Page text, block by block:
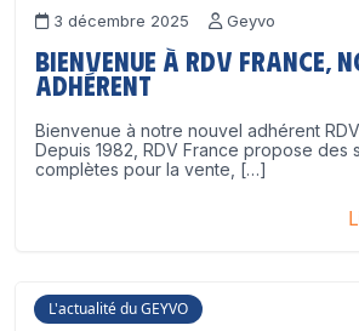
3 décembre 2025 Geyvo
Bienvenue à RDV France,
adhérent
Bienvenue à notre nouvel adhérent RDV
Depuis 1982, RDV France propose des
complètes pour la vente, […]
L'actualité du GEYVO